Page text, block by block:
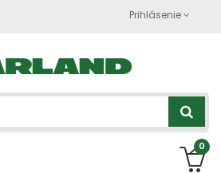
Prihlásenie
0